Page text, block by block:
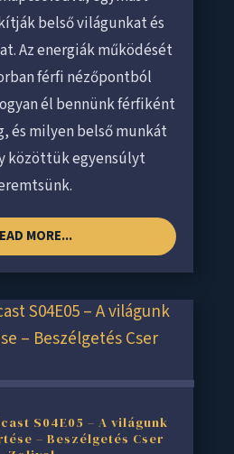
belső világunkat és
Az energiák működését
férfi nézőpontból
él bennünk férfiként
és milyen belső munkát
közöttük egyensúlyt
MORE...
S04E05 – A világunk
– Beszélgetés Cser